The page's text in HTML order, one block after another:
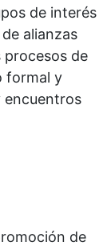
de interés
alianzas
de
formal y
encuentros
de